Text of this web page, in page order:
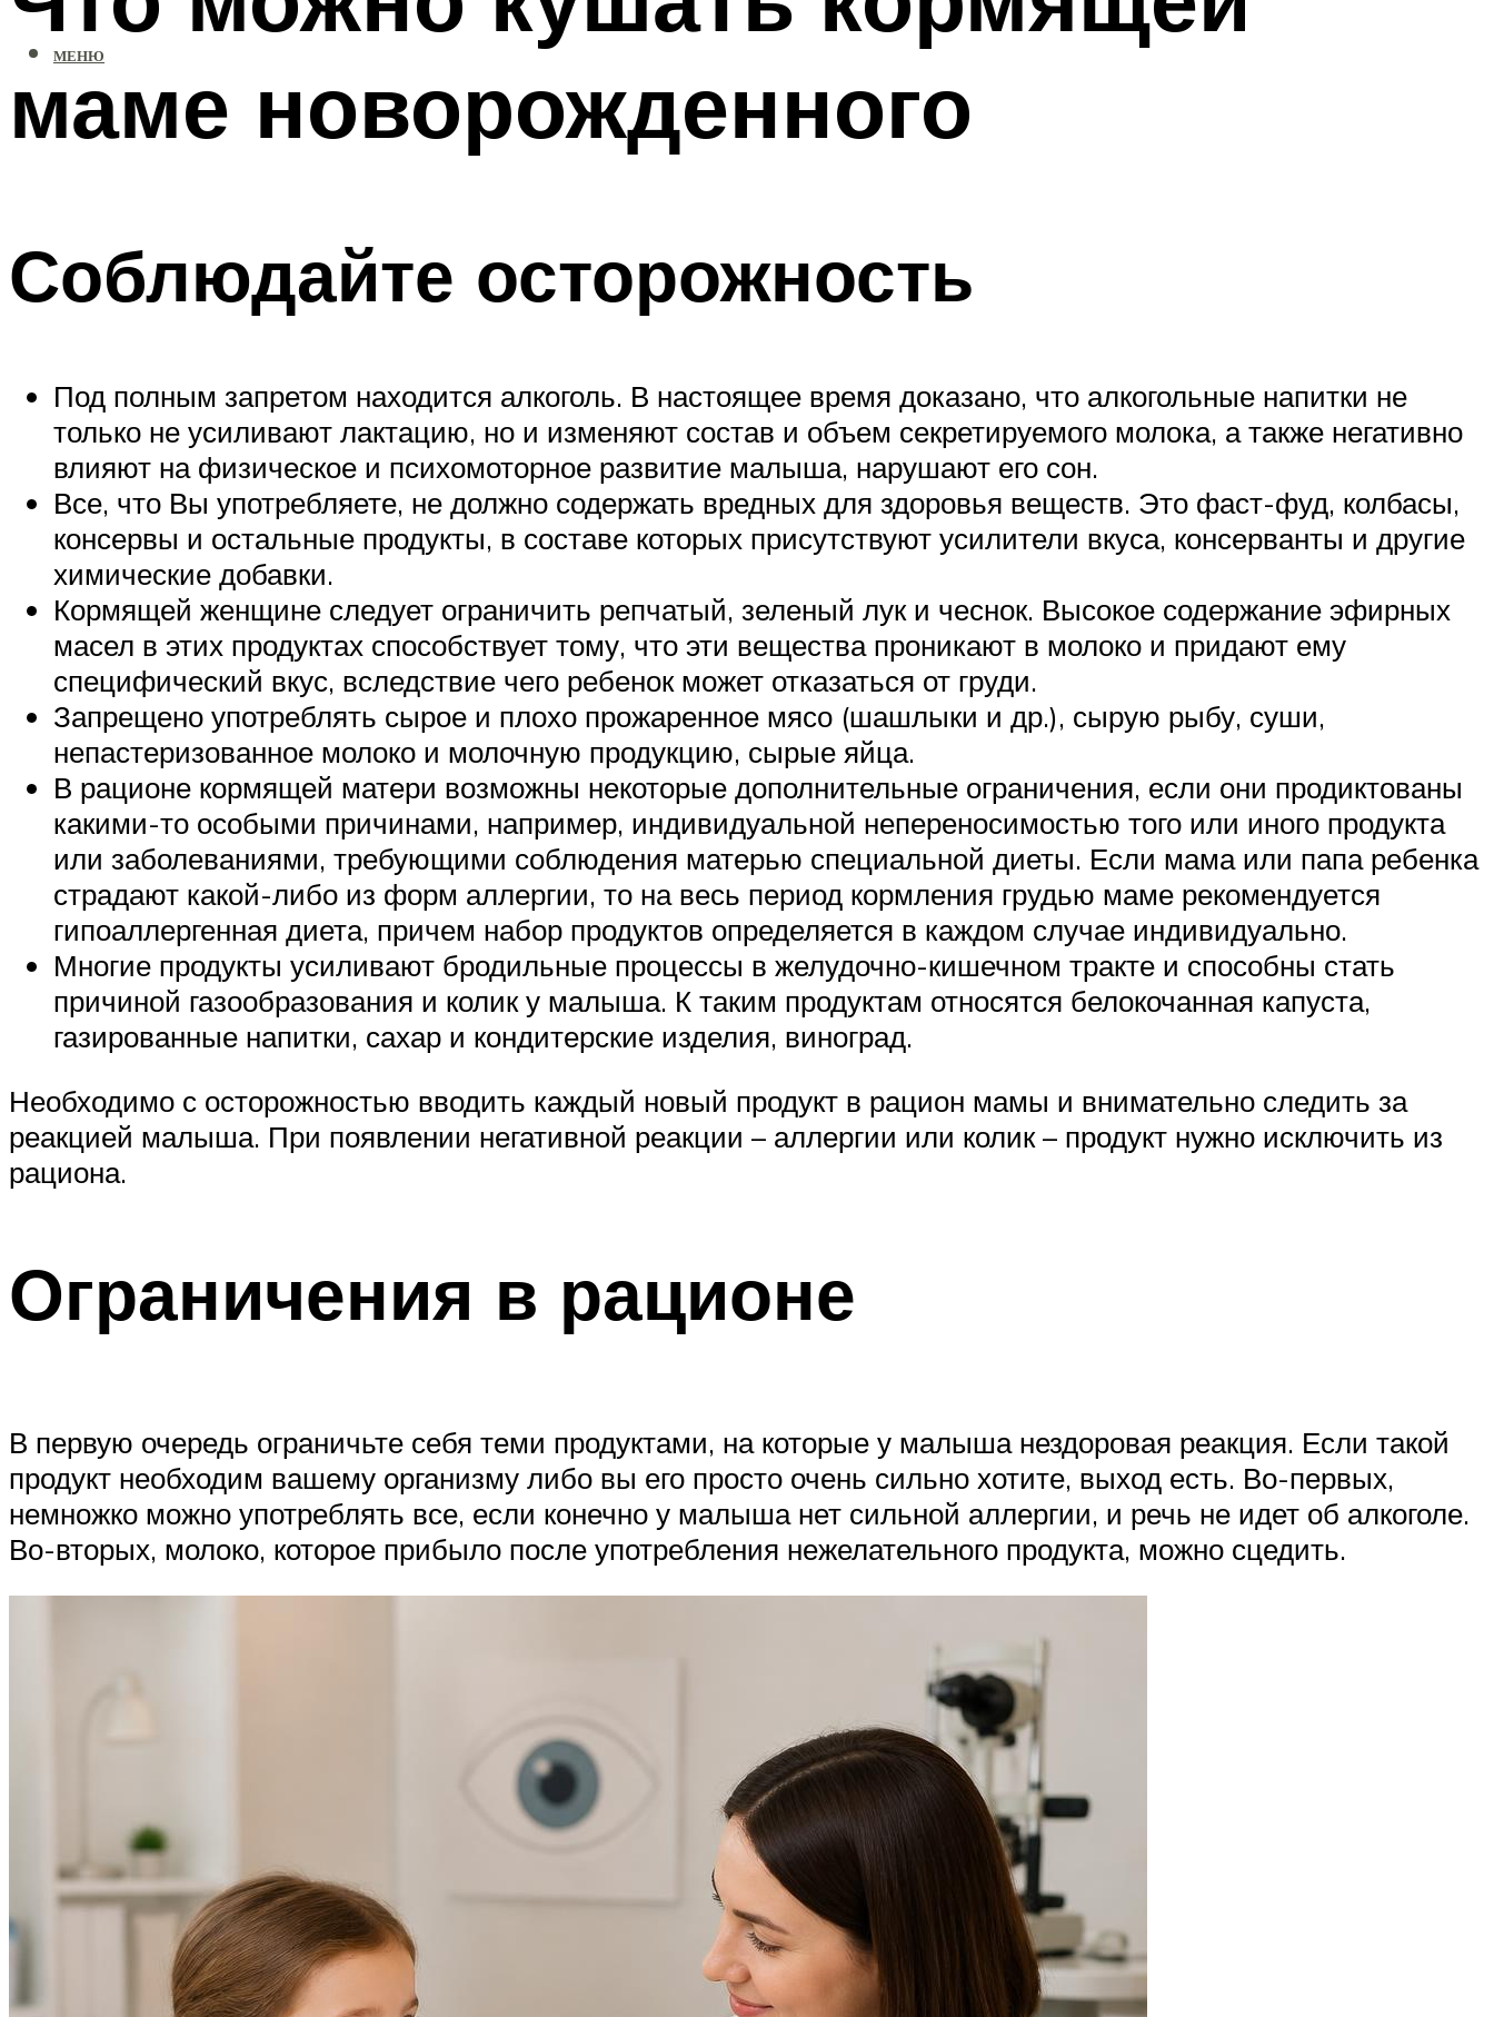
МЕНЮ
маме новорожденного
Соблюдайте осторожность
Под полным запретом находится алкоголь. В настоящее время доказано, что алкогольные напитки не
только не усиливают лактацию, но и изменяют состав и объем секретируемого молока, а также негативно
влияют на физическое и психомоторное развитие малыша, нарушают его сон.
Все, что Вы употребляете, не должно содержать вредных для здоровья веществ. Это фаст-фуд, колбасы,
консервы и остальные продукты, в составе которых присутствуют усилители вкуса, консерванты и другие
химические добавки.
Кормящей женщине следует ограничить репчатый, зеленый лук и чеснок. Высокое содержание эфирных
масел в этих продуктах способствует тому, что эти вещества проникают в молоко и придают ему
специфический вкус, вследствие чего ребенок может отказаться от груди.
Запрещено употреблять сырое и плохо прожаренное мясо (шашлыки и др.), сырую рыбу, суши,
непастеризованное молоко и молочную продукцию, сырые яйца.
В рационе кормящей матери возможны некоторые дополнительные ограничения, если они продиктованы
какими-то особыми причинами, например, индивидуальной непереносимостью того или иного продукта
или заболеваниями, требующими соблюдения матерью специальной диеты. Если мама или папа ребенка
страдают какой-либо из форм аллергии, то на весь период кормления грудью маме рекомендуется
гипоаллергенная диета, причем набор продуктов определяется в каждом случае индивидуально.
Многие продукты усиливают бродильные процессы в желудочно-кишечном тракте и способны стать
причиной газообразования и колик у малыша. К таким продуктам относятся белокочанная капуста,
газированные напитки, сахар и кондитерские изделия, виноград.
Необходимо с осторожностью вводить каждый новый продукт в рацион мамы и внимательно следить за
реакцией малыша. При появлении негативной реакции – аллергии или колик – продукт нужно исключить из
рациона.
Ограничения в рационе
В первую очередь ограничьте себя теми продуктами, на которые у малыша нездоровая реакция. Если такой
продукт необходим вашему организму либо вы его просто очень сильно хотите, выход есть. Во-первых,
немножко можно употреблять все, если конечно у малыша нет сильной аллергии, и речь не идет об алкоголе.
Во-вторых, молоко, которое прибыло после употребления нежелательного продукта, можно сцедить.